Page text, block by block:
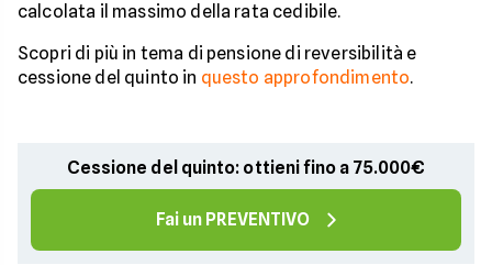
calcolata il massimo della rata cedibile.
Scopri di più in tema di pensione di reversibilità e
cessione del quinto in questo approfondimento.
Cessione del quinto: ottieni fino a 75.000€
Fai un PREVENTIVO